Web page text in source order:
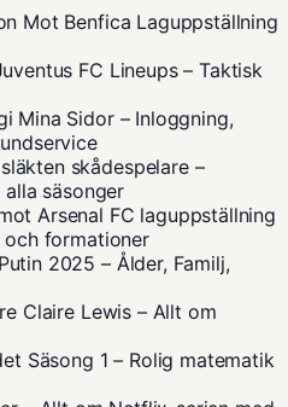
Mot Benfica Laguppställning
FC Lineups – Taktisk
Mina Sidor – Inloggning,
skådespelare –
säsonger
Arsenal FC laguppställning
och formationer
2025 – Ålder, Familj,
Claire Lewis – Allt om
Säsong 1 – Rolig matematik